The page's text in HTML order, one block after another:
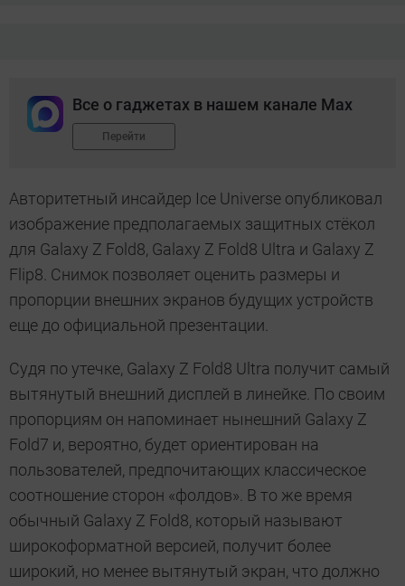
Все о гаджетах в нашем канале Max
Перейти
Авторитетный инсайдер Ice Universe опубликовал
изображение предполагаемых защитных стёкол
для Galaxy Z Fold8, Galaxy Z Fold8 Ultra и Galaxy Z
Flip8. Снимок позволяет оценить размеры и
пропорции внешних экранов будущих устройств
еще до официальной презентации.
Судя по утечке, Galaxy Z Fold8 Ultra получит самый
вытянутый внешний дисплей в линейке. По своим
пропорциям он напоминает нынешний Galaxy Z
Fold7 и, вероятно, будет ориентирован на
пользователей, предпочитающих классическое
соотношение сторон «фолдов». В то же время
обычный Galaxy Z Fold8, который называют
широкоформатной версией, получит более
широкий, но менее вытянутый экран, что должно